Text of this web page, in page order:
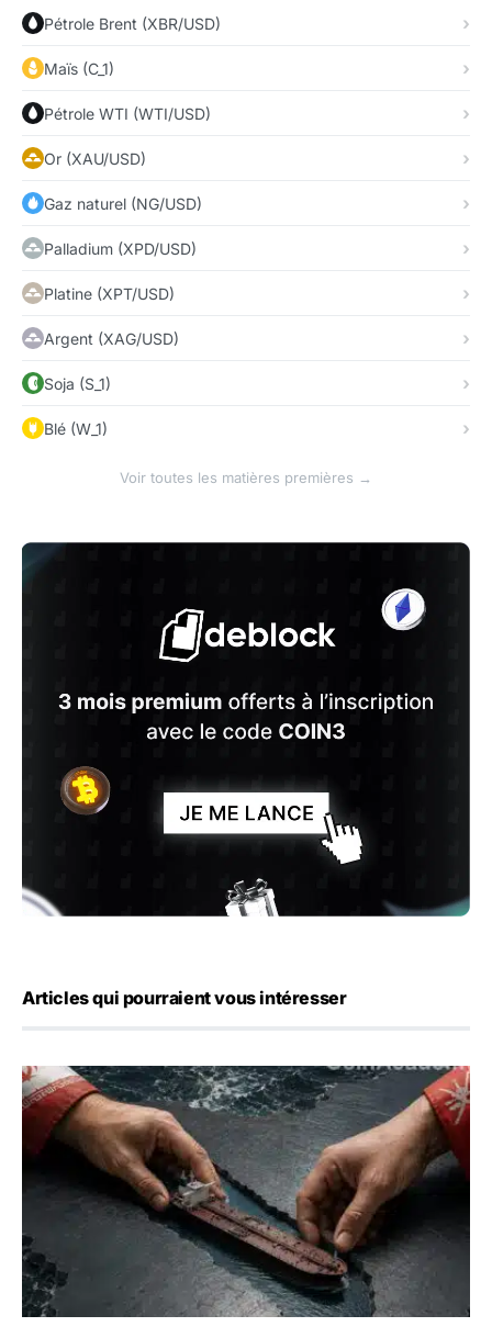
Pétrole Brent (XBR/USD)
Maïs (C_1)
Pétrole WTI (WTI/USD)
Or (XAU/USD)
Gaz naturel (NG/USD)
Palladium (XPD/USD)
Platine (XPT/USD)
Argent (XAG/USD)
Soja (S_1)
Blé (W_1)
Voir toutes les matières premières →
Articles qui pourraient vous intéresser
Ormuz : l’Iran annonce un accord avec Oman sur une